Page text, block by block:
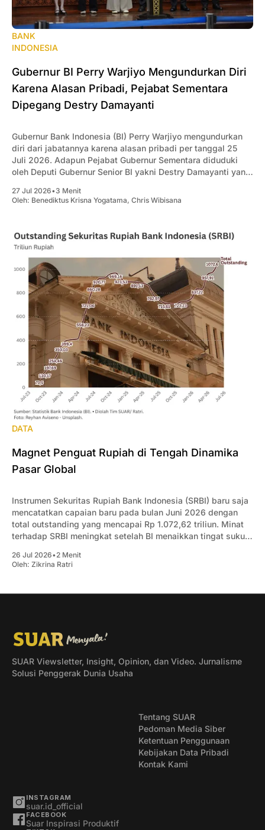
BANK
INDONESIA
Gubernur BI Perry Warjiyo Mengundurkan Diri
Karena Alasan Pribadi, Pejabat Sementara
Dipegang Destry Damayanti
Gubernur Bank Indonesia (BI) Perry Warjiyo mengundurkan
diri dari jabatannya karena alasan pribadi per tanggal 25
Juli 2026. Adapun Pejabat Gubernur Sementara diduduki
oleh Deputi Gubernur Senior BI yakni Destry Damayanti yang
27 Jul 2026•3 Menit
Oleh: Benediktus Krisna Yogatama, Chris Wibisana
DATA
Magnet Penguat Rupiah di Tengah Dinamika
Pasar Global
Instrumen Sekuritas Rupiah Bank Indonesia (SRBI) baru saja
mencatatkan capaian baru pada bulan Juni 2026 dengan
total outstanding yang mencapai Rp 1.072,62 triliun. Minat
terhadap SRBI meningkat setelah BI menaikkan tingat suku
26 Jul 2026•2 Menit
Oleh: Zikrina Ratri
SUAR Viewsletter, Insight, Opinion, dan Video. Jurnalisme
Solusi Penggerak Dunia Usaha
Tentang SUAR
Pedoman Media Siber
Ketentuan Penggunaan
Kebijakan Data Pribadi
Kontak Kami
INSTAGRAM
suar.id_official
FACEBOOK
Suar Inspirasi Produktif